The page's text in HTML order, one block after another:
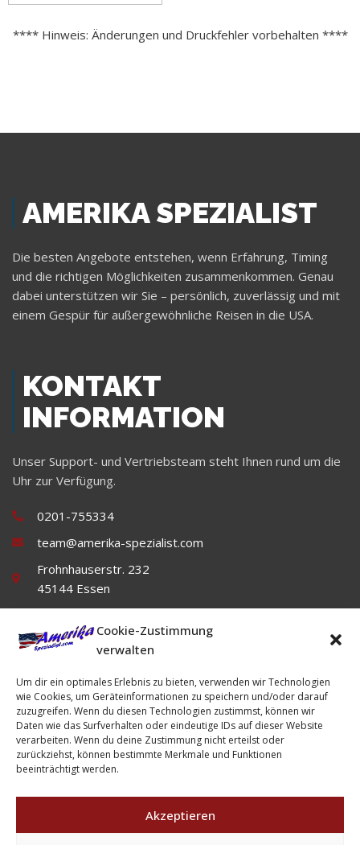
Cookie-Zustimmung
verwalten
Um dir ein optimales Erlebnis zu bieten, verwenden wir Technologien
wie Cookies, um Geräteinformationen zu speichern und/oder darauf
zuzugreifen. Wenn du diesen Technologien zustimmst, können wir
Daten wie das Surfverhalten oder eindeutige IDs auf dieser Website
verarbeiten. Wenn du deine Zustimmung nicht erteilst oder
zurückziehst, können bestimmte Merkmale und Funktionen
beeinträchtigt werden.
Akzeptieren
**** Hinweis: Änderungen und Druckfehler vorbehalten ****
AMERIKA SPEZIALIST
Die besten Angebote entstehen, wenn Erfahrung, Timing
und die richtigen Möglichkeiten zusammenkommen. Genau
dabei unterstützen wir Sie – persönlich, zuverlässig und mit
einem Gespür für außergewöhnliche Reisen in die USA.
KONTAKT
INFORMATION
Unser Support- und Vertriebsteam steht Ihnen rund um die
Uhr zur Verfügung.
0201-755334
team@amerika-spezialist.com
Frohnhauserstr. 232
45144 Essen
Impressum Datenschutz AGB's